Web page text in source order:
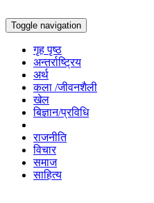
Toggle navigation
गृह पृष्ठ
अन्तर्राष्ट्रिय
अर्थ
कला /जीवनशैली
खेल
बिज्ञान/प्रविधि
राजनीति
विचार
समाज
साहित्य